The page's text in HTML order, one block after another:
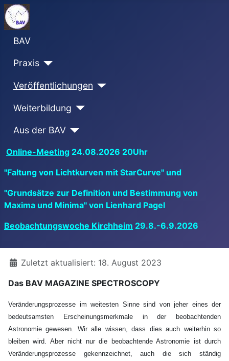
BAV
Praxis
Veröffentlichungen
Weiterbildung
Aus der BAV
Online-Meeting 24.08.2026 20Uhr
"Faltung von Lichtkurven mit StarCurve" und
"Grundsätze zur Definition und Bestimmung von
Maxima und Minima" von Lienhard Pagel
Beobachtungswoche Kirchheim 29.8.-6.9.2026
DetailsZuletzt aktualisiert: 18. August 2023
Das BAV MAGAZINE SPECTROSCOPY
Veränderungsprozesse im weitesten Sinne sind von jeher eines der
bedeutsamsten Erscheinungsmerkmale in der beobachtenden
Astronomie gewesen. Wir alle wissen, dass dies auch weiterhin so
bleiben wird. Aber nicht nur die beobachtende Astronomie ist durch
Veränderungsprozesse gekennzeichnet, auch die sich ständig